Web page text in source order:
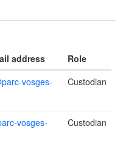
address
Role
vosges-
Custodian
vosges-
Custodian